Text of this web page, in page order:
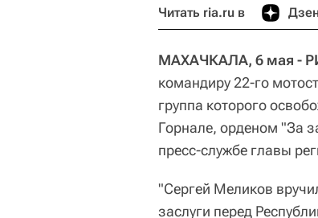
Читать ria.ru в
МАХАЧКАЛА, 6 мая -
командиру 22-го
группа которого
Горнале, орденом "За
пресс-службе главы
"Сергей Меликов
заслуги перед